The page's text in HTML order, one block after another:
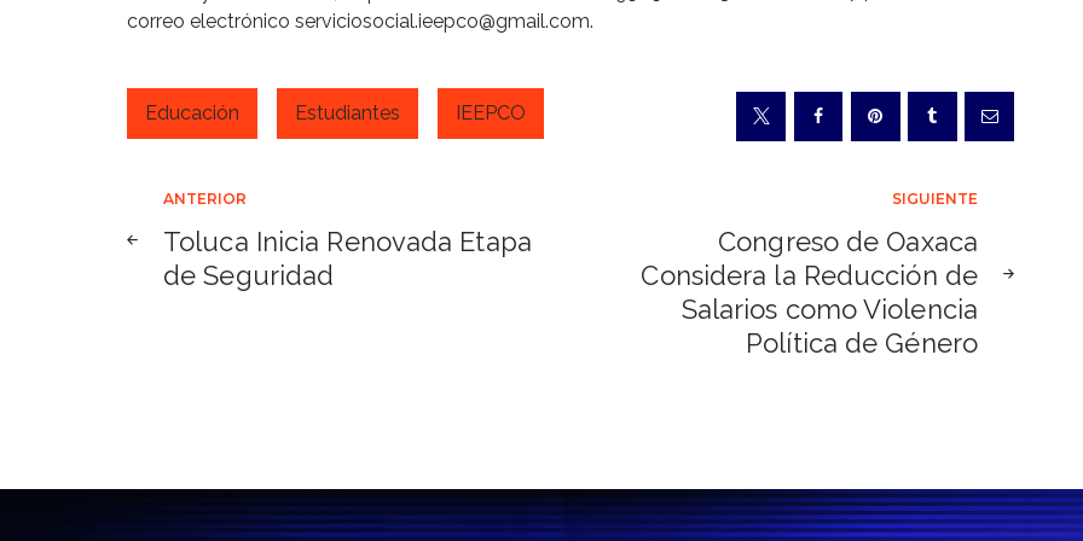
correo electrónico serviciosocial.ieepco@gmail.com.
Educación Estudiantes IEEPCO
Navegación
de
ANTERIOR
Toluca Inicia Renovada Etapa
de Seguridad
SIGUIENTE
Congreso de Oaxaca
Considera la Reducción de
Salarios como Violencia
Política de Género